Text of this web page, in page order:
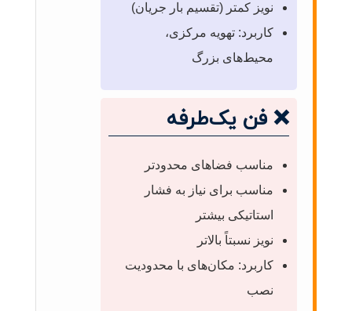
نویز کمتر (تقسیم بار جریان)
کاربرد: تهویه مرکزی،
محیط‌های بزرگ
❌ فن یک‌طرفه
مناسب فضاهای محدودتر
مناسب برای نیاز به فشار
استاتیکی بیشتر
نویز نسبتاً بالاتر
کاربرد: مکان‌های با محدودیت
نصب